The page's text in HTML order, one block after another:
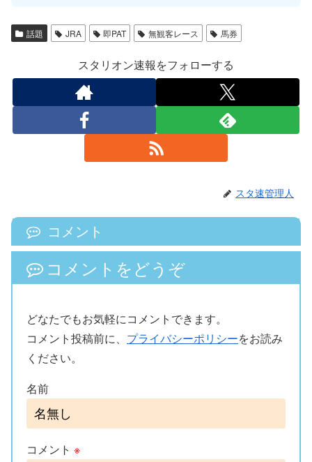
話題 JRA 即PAT 無観客レース 馬券
スタリオン速報をフォローする
スタ速管理人
コメント
コメントをどうぞ
どなたでもお気軽にコメントできます。
コメント投稿前に、 プライバシーポリシーをお読み
ください。
名前
コメント ※